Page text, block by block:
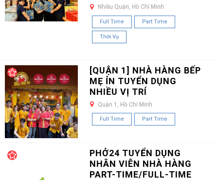
Nhiều Quận, Hồ Chí Minh
Full Time Part Time
Thời Vụ
[QUẬN 1] NHÀ HÀNG BẾP
MẸ ỈN TUYỂN DỤNG
NHIỀU VỊ TRÍ
Quận 1, Hồ Chí Minh
Full Time Part Time
PHỞ24 TUYỂN DỤNG
NHÂN VIÊN NHÀ HÀNG
PART-TIME/FULL-TIME